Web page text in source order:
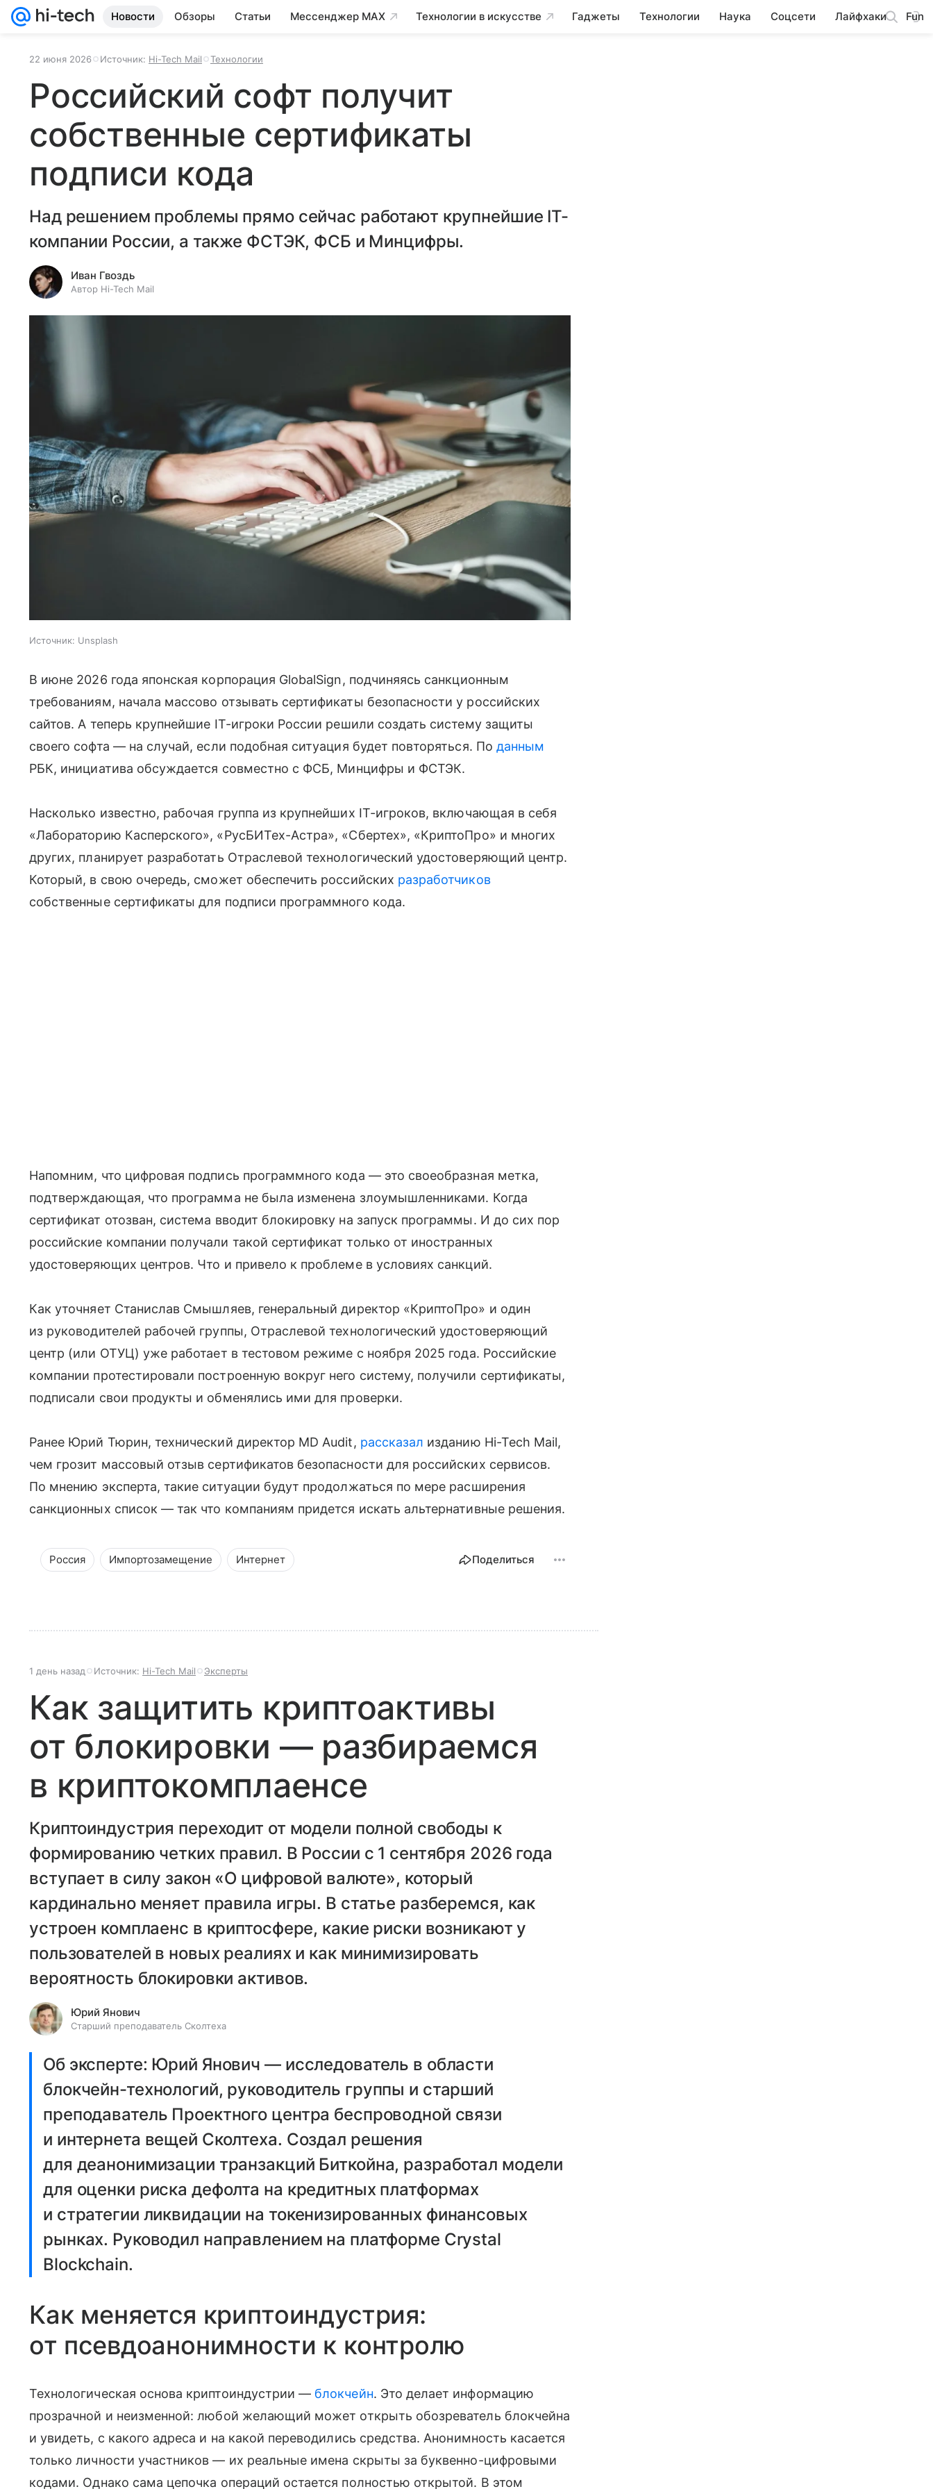
Новости Обзоры Статьи Мессенджер MAX Технологии в искусстве Гаджеты Технологии Наука Соцсети Лайфхаки Fun
22 июня 2026 Источник: Hi-Tech Mail Технологии
Российский софт получит
собственные сертификаты
подписи кода
Над решением проблемы прямо сейчас работают крупнейшие IT-
компании России, а также ФСТЭК, ФСБ и Минцифры.
Иван Гвоздь
Автор Hi-Tech Mail
Источник: Unsplash
В июне 2026 года японская корпорация GlobalSign, подчиняясь санкционным
требованиям, начала массово отзывать сертификаты безопасности у российских
сайтов. А теперь крупнейшие IT-игроки России решили создать систему защиты
своего софта — на случай, если подобная ситуация будет повторяться. По данным
РБК, инициатива обсуждается совместно с ФСБ, Минцифры и ФСТЭК.
Насколько известно, рабочая группа из крупнейших IT-игроков, включающая в себя
«Лабораторию Касперского», «РусБИТех-Астра», «Сбертех», «КриптоПро» и многих
других, планирует разработать Отраслевой технологический удостоверяющий центр.
Который, в свою очередь, сможет обеспечить российских разработчиков
собственные сертификаты для подписи программного кода.
Напомним, что цифровая подпись программного кода — это своеобразная метка,
подтверждающая, что программа не была изменена злоумышленниками. Когда
сертификат отозван, система вводит блокировку на запуск программы. И до сих пор
российские компании получали такой сертификат только от иностранных
удостоверяющих центров. Что и привело к проблеме в условиях санкций.
Как уточняет Станислав Смышляев, генеральный директор «КриптоПро» и один
из руководителей рабочей группы, Отраслевой технологический удостоверяющий
центр (или ОТУЦ) уже работает в тестовом режиме с ноября 2025 года. Российские
компании протестировали построенную вокруг него систему, получили сертификаты,
подписали свои продукты и обменялись ими для проверки.
Ранее Юрий Тюрин, технический директор MD Audit, рассказал изданию Hi-Tech Mail,
чем грозит массовый отзыв сертификатов безопасности для российских сервисов.
По мнению эксперта, такие ситуации будут продолжаться по мере расширения
санкционных список — так что компаниям придется искать альтернативные решения.
Россия Импортозамещение Интернет Поделиться
1 день назад Источник: Hi-Tech Mail Эксперты
Как защитить криптоактивы
от блокировки — разбираемся
в криптокомплаенсе
Криптоиндустрия переходит от модели полной свободы к
формированию четких правил. В России с 1 сентября 2026 года
вступает в силу закон «О цифровой валюте», который
кардинально меняет правила игры. В статье разберемся, как
устроен комплаенс в криптосфере, какие риски возникают у
пользователей в новых реалиях и как минимизировать
вероятность блокировки активов.
Юрий Янович
Старший преподаватель Сколтеха
Об эксперте: Юрий Янович — исследователь в области
блокчейн-технологий, руководитель группы и старший
преподаватель Проектного центра беспроводной связи
и интернета вещей Сколтеха. Создал решения
для деанонимизации транзакций Биткойна, разработал модели
для оценки риска дефолта на кредитных платформах
и стратегии ликвидации на токенизированных финансовых
рынках. Руководил направлением на платформе Crystal
Blockchain.
Как меняется криптоиндустрия:
от псевдоанонимности к контролю
Технологическая основа криптоиндустрии — блокчейн. Это делает информацию
прозрачной и неизменной: любой желающий может открыть обозреватель блокчейна
и увидеть, с какого адреса и на какой переводились средства. Анонимность касается
только личности участников — их реальные имена скрыты за буквенно-цифровыми
кодами. Однако сама цепочка операций остается полностью открытой. В этом